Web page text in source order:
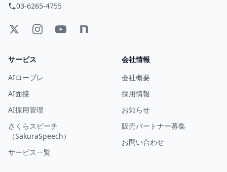
03-6265-4755
サービス
AIロープレ
AI面接
AI採用管理
さくらスピーチ
（SakuraSpeech）
サービス一覧
会社情報
会社概要
採用情報
お知らせ
販売パートナー募集
お問い合わせ